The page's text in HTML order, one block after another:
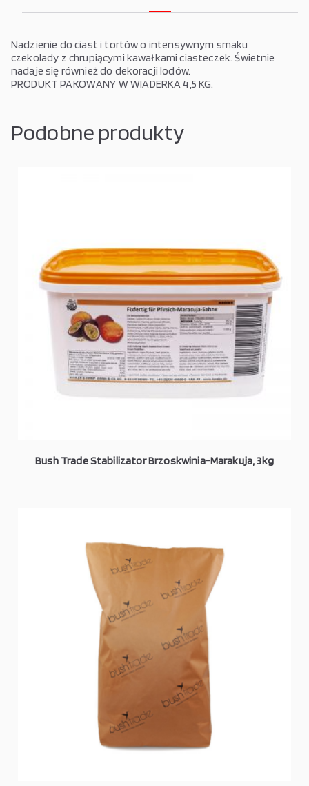
Nadzienie do ciast i tortów o intensywnym smaku
czekolady z chrupiącymi kawałkami ciasteczek. Świetnie
nadaje się również do dekoracji lodów.
PRODUKT PAKOWANY W WIADERKA 4,5 KG.
Podobne produkty
Bush Trade Stabilizator Brzoskwinia-Marakuja, 3kg